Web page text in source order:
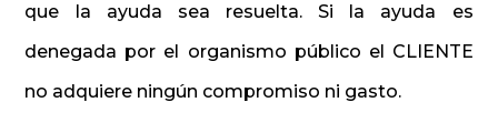
que la ayuda sea resuelta. Si la ayuda es
denegada por el organismo público el CLIENTE
no adquiere ningún compromiso ni gasto.